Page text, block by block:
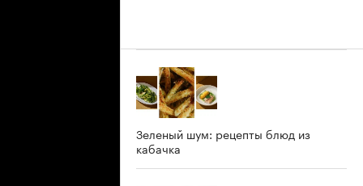
Зеленый шум: рецепты блюд из
кабачка